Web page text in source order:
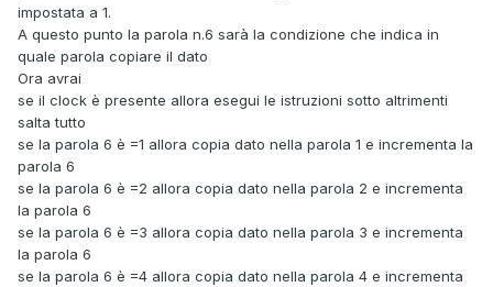
impostata a 1.
A questo punto la parola n.6 sarà la condizione che indica in
quale parola copiare il dato
Ora avrai
se il clock è presente allora esegui le istruzioni sotto altrimenti
salta tutto
se la parola 6 è =1 allora copia dato nella parola 1 e incrementa la
parola 6
se la parola 6 è =2 allora copia dato nella parola 2 e incrementa
la parola 6
se la parola 6 è =3 allora copia dato nella parola 3 e incrementa
la parola 6
se la parola 6 è =4 allora copia dato nella parola 4 e incrementa